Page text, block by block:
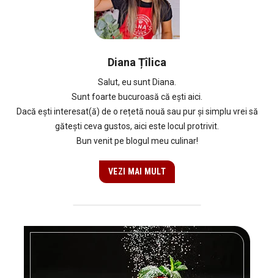
Diana Țîlica
Salut, eu sunt Diana.
Sunt foarte bucuroasă că ești aici.
Dacă ești interesat(ă) de o rețetă nouă sau pur și simplu vrei să
gătești ceva gustos, aici este locul protrivit.
Bun venit pe blogul meu culinar!
VEZI MAI MULT